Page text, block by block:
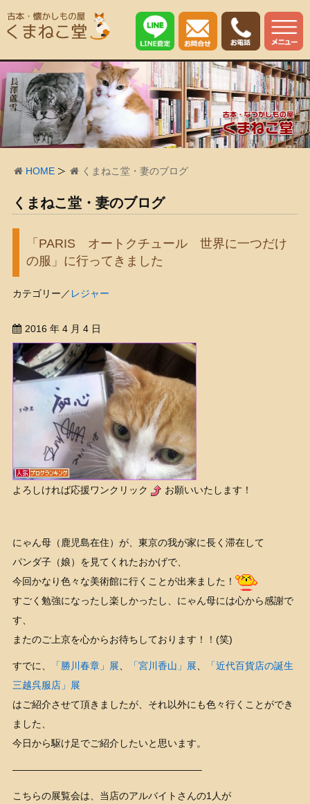
HOME くまねこ堂・妻のブログ
くまねこ堂・妻のブログ
「PARIS オートクチュール 世界に一つだけ
の服」に行ってきました
カテゴリー／ レジャー
2016 年 4 月 4 日
よろしければ応援ワンクリック お願いいたします！
にゃん母（鹿児島在住）が、東京の我が家に長く滞在して
パンダ子（娘）を見てくれたおかげで、
今回かなり色々な美術館に行くことが出来ました！
すごく勉強になったし楽しかったし、にゃん母には心から感謝で
す、
またのご上京を心からお待ちしております！！(笑)
すでに、 「勝川春章」展 「宮川香山」展
「近代百貨店の誕生
三越呉服店」展
はご紹介させて頂きましたが、それ以外にも色々行くことができ
ました、
今日から駆け足でご紹介したいと思います。
———————————————————–
こちらの展覧会は、当店のアルバイトさんの1人が